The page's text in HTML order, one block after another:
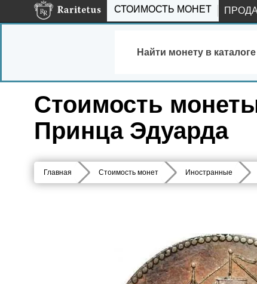
СТОИМОСТЬ МОНЕТ
Найти монету в каталоге
Стоимость
Принца Эдуарда
Главная Стоимость монет Иностранные